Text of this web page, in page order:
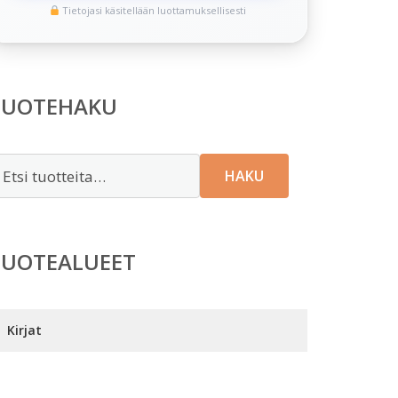
Tietojasi käsitellään luottamuksellisesti
HAKU
Kirjat